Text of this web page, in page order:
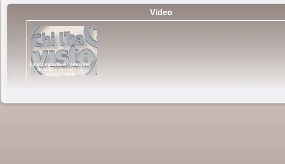
Video
La scomparsa e l'omicidio
di Marco Perini - 18
maggio 2016